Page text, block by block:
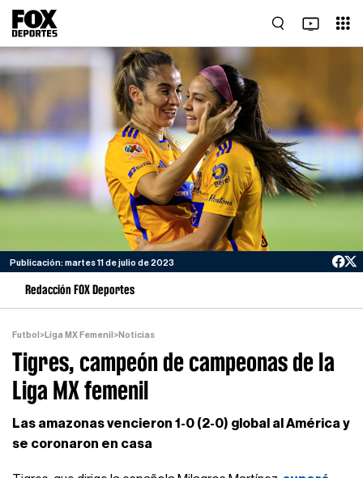
Publicación: martes 11 de julio de 2023
Redacción FOX Deportes
Futbol >Liga MX Femenil >Noticias
Tigres, campeón de campeonas de la
Liga MX femenil
Las amazonas vencieron 1-0 (2-0) global al América y
se coronaron en casa